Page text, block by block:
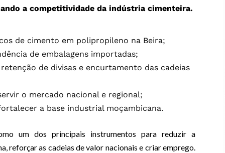
a competitividade da indústria cimenteira.
de cimento em polipropileno na Beira;
de embalagens importadas;
de divisas e encurtamento das cadeias
o mercado nacional e regional;
a base industrial moçambicana.
um dos principais instrumentos para reduzir a
reforçar as cadeias de valor nacionais e criar emprego.